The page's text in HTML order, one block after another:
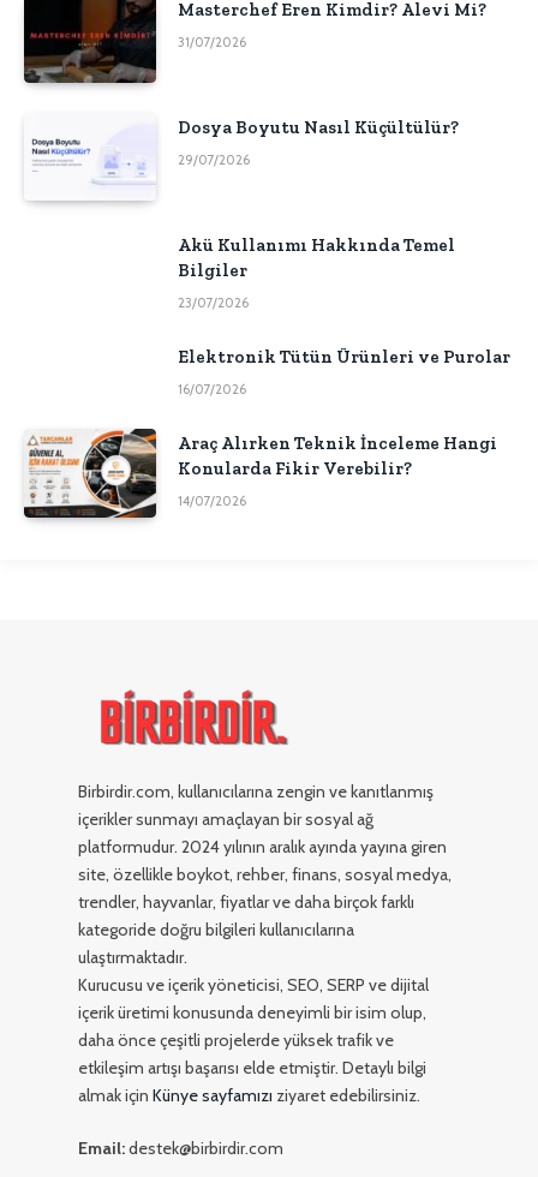
Masterchef Eren Kimdir? Alevi Mi?
31/07/2026
Dosya Boyutu Nasıl Küçültülür?
29/07/2026
Akü Kullanımı Hakkında Temel
Bilgiler
23/07/2026
Elektronik Tütün Ürünleri ve Purolar
16/07/2026
Araç Alırken Teknik İnceleme Hangi
Konularda Fikir Verebilir?
14/07/2026
Birbirdir.com, kullanıcılarına zengin ve kanıtlanmış
içerikler sunmayı amaçlayan bir sosyal ağ
platformudur. 2024 yılının aralık ayında yayına giren
site, özellikle boykot, rehber, finans, sosyal medya,
trendler, hayvanlar, fiyatlar ve daha birçok farklı
kategoride doğru bilgileri kullanıcılarına
ulaştırmaktadır.
Kurucusu ve içerik yöneticisi, SEO, SERP ve dijital
içerik üretimi konusunda deneyimli bir isim olup,
daha önce çeşitli projelerde yüksek trafik ve
etkileşim artışı başarısı elde etmiştir. Detaylı bilgi
almak içinKünye sayfamızı ziyaret edebilirsiniz.
Email:destek@birbirdir.com